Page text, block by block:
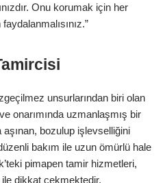
Onu korumak için her
unsurlarından biri olan
onarımında uzmanlaşmış bir
bozulup işlevselliğini
bakım ile uzun ömürlü hale
pimapen tamir hizmetleri,
dikkat çekmektedir.